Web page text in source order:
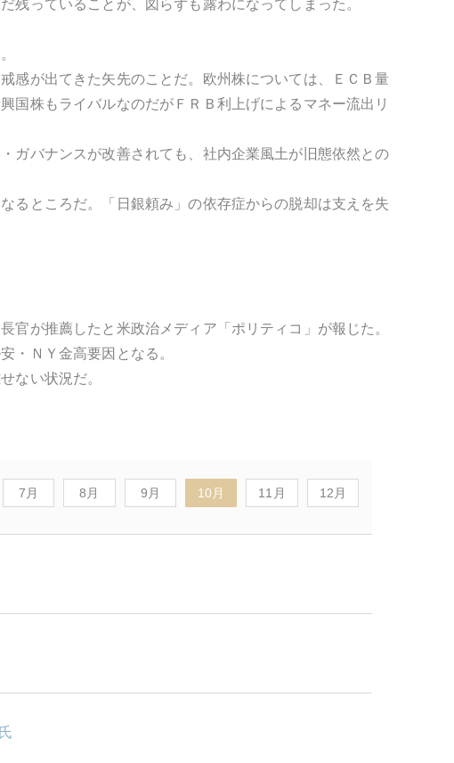
残っていることが、図らずも露わになってしまった。
感が出てきた矢先のことだ。欧州株については、ＥＣＢ量
国株もライバルなのだがＦＲＢ利上げによるマネー流出リ
ガバナンスが改善されても、社内企業風土が旧態依然との
るところだ。「日銀頼み」の依存症からの脱却は支えを失
官が推薦したと米政治メディア「ポリティコ」が報じた。
・ＮＹ金高要因となる。
ない状況だ。
7月 8月 9月 10月 11月 12月